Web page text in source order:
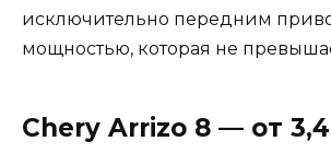
исключительно передним
мощностью, которая не
Chery Arrizo 8 — от